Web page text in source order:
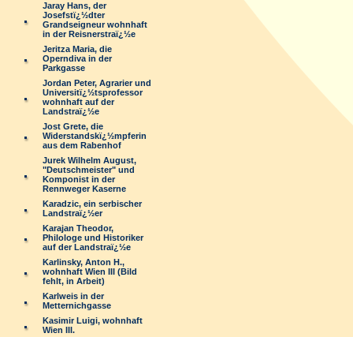
Jaray Hans, der
Josefstï¿½dter
Grandseigneur wohnhaft
in der Reisnerstraï¿½e
Jeritza Maria, die
Operndiva in der
Parkgasse
Jordan Peter, Agrarier und
Universitï¿½tsprofessor
wohnhaft auf der
Landstraï¿½e
Jost Grete, die
Widerstandskï¿½mpferin
aus dem Rabenhof
Jurek Wilhelm August,
"Deutschmeister" und
Komponist in der
Rennweger Kaserne
Karadzic, ein serbischer
Landstraï¿½er
Karajan Theodor,
Philologe und Historiker
auf der Landstraï¿½e
Karlinsky, Anton H.,
wohnhaft Wien III (Bild
fehlt, in Arbeit)
Karlweis in der
Metternichgasse
Kasimir Luigi, wohnhaft
Wien III.